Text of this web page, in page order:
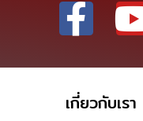
เกี่ยวกับเรา